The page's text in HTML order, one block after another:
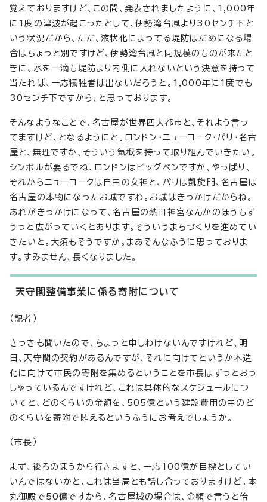
覚えておりますけど、この間、発表されましたように、1,000年
に1度の津波が起こったとして、伊勢湾台風より30センチ下と
いう状況だから、ただ、液状化によってる堤防はだめになる場
合はちょっと別ですけど、伊勢湾台風と同規模のものが来たと
きに、水を一滴も堤防より内側に入れないという決意を持って
当たれば、一応犠牲者は出ないだろうと。1,000年に1度でも
30センチ下ですから、と思っております。
そんなようなことで、名古屋が世界四大都市と、それよう言っ
てますけど、となるようにと。ロンドン・ニューヨーク・パリ・名古
屋と、無理ですか、そういう気概を持って取り組んでいきたい。
シンボルが要るでね、ロンドンはビッグベンですか、やっぱり、
それからニューヨークは自由の女神と、パリは凱旋門、名古屋は
名古屋の本物になったお城ですわ。お城はきっかけだからね。
あれがきっかけになって、名古屋の熱田神宮なんかのほうもず
うっと広がっていくとあります。そういうまちづくりを進めてい
きたいと。大須もそうですか。まあそんなふうに思っておりま
す。すみません、長くなりました。
天守閣整備事業に係る寄附について
（記者）
さっきも聞いたので、ちょっと申しわけないんですけれど、明
日、天守閣の契約があるんですが、それに向けてというか木造
化に向けて市民の寄附を集めるということを市長はずっとおっ
しゃっているんですけれど、これは具体的なスケジュールにつ
いてと、どのくらいの金額を、505億という建設費用の中のど
のくらいを寄附で賄えるというふうにお考えでしょうか。
（市長）
まず、後ろのほうから行きますと、一応100億が目標としてい
いんではないかと、これは当局とも話し合っておりますけど。本
丸御殿で50億ですから、名古屋城の場合は、金額で言うと倍